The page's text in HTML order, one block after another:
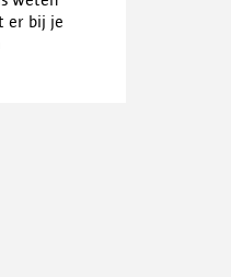
er bij je